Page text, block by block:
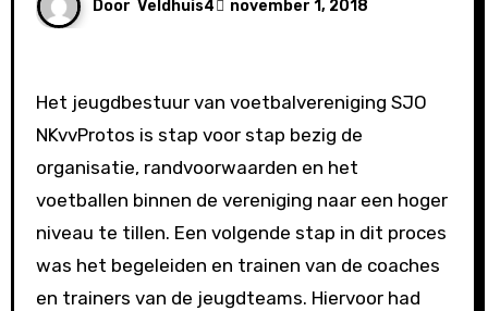
Door Veldhuis4 november 1, 2018
Het jeugdbestuur van voetbalvereniging SJO
NKvvProtos is stap voor stap bezig de
organisatie, randvoorwaarden en het
voetballen binnen de vereniging naar een hoger
niveau te tillen. Een volgende stap in dit proces
was het begeleiden en trainen van de coaches
en trainers van de jeugdteams. Hiervoor had